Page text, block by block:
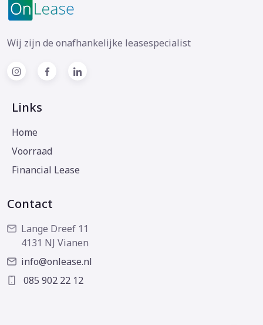
Wij zijn de onafhankelijke leasespecialist
Links
Home
Voorraad
Financial Lease
Contact
Lange Dreef 11
4131 NJ Vianen
info@onlease.nl
085 902 22 12